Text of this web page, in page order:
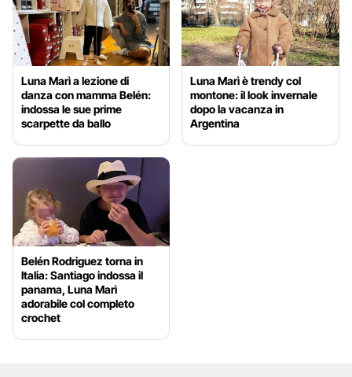
Luna Marì a lezione di
danza con mamma Belén:
indossa le sue prime
scarpette da ballo
Luna Marì è trendy col
montone: il look invernale
dopo la vacanza in
Argentina
Belén Rodriguez torna in
Italia: Santiago indossa il
panama, Luna Marì
adorabile col completo
crochet